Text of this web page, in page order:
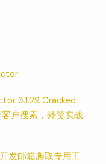
3.1.29 Cracked
户搜索，外贸实战
发邮箱爬取专用工